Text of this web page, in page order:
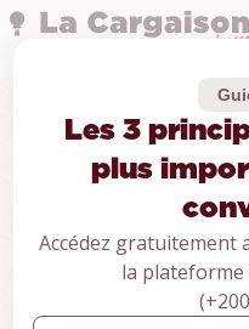
Les 3
plus
Accédez gratuitement
la plateforme
Guides
Les 3
Design